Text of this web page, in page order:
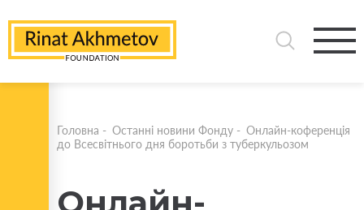
Головна - Останні новини Фонду - Онлайн-коференція
до Всесвітнього дня боротьби з туберкульозом